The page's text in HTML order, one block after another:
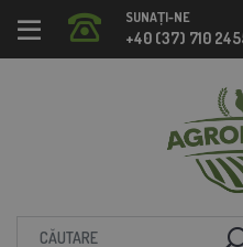
SUNAȚI-NE
+40 (37) 710